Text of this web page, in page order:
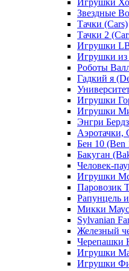
Игрушки
Звездные
Тачки (Cars)
Тачки 2
Игрушки
Игрушки из
Роботы
Гадкий я
Игрушки
Игрушки
Энгри
Аэротачки,
Бен 10 (Ben
Бакуган
Человек-
Игрушки
Паровозик
Рапунцель
Микки
Sylvanian
Железный
Черепашки
Игрушки
Игрушки